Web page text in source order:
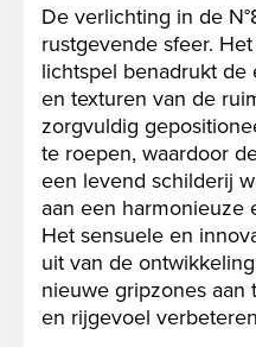
De verlichting in de
rustgevende sfeer.
lichtspel benadrukt
en texturen van de
zorgvuldig
te roepen, waardoor
een levend schilderij
aan een harmonieuze
Het sensuele en
uit van de
nieuwe gripzones
en rijgevoel